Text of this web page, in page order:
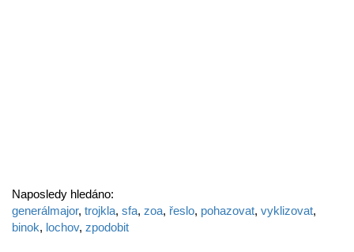
Naposledy hledáno:
generálmajor, trojkla, sfa, zoa, řeslo, pohazovat, vyklizovat,
binok, lochov, zpodobit